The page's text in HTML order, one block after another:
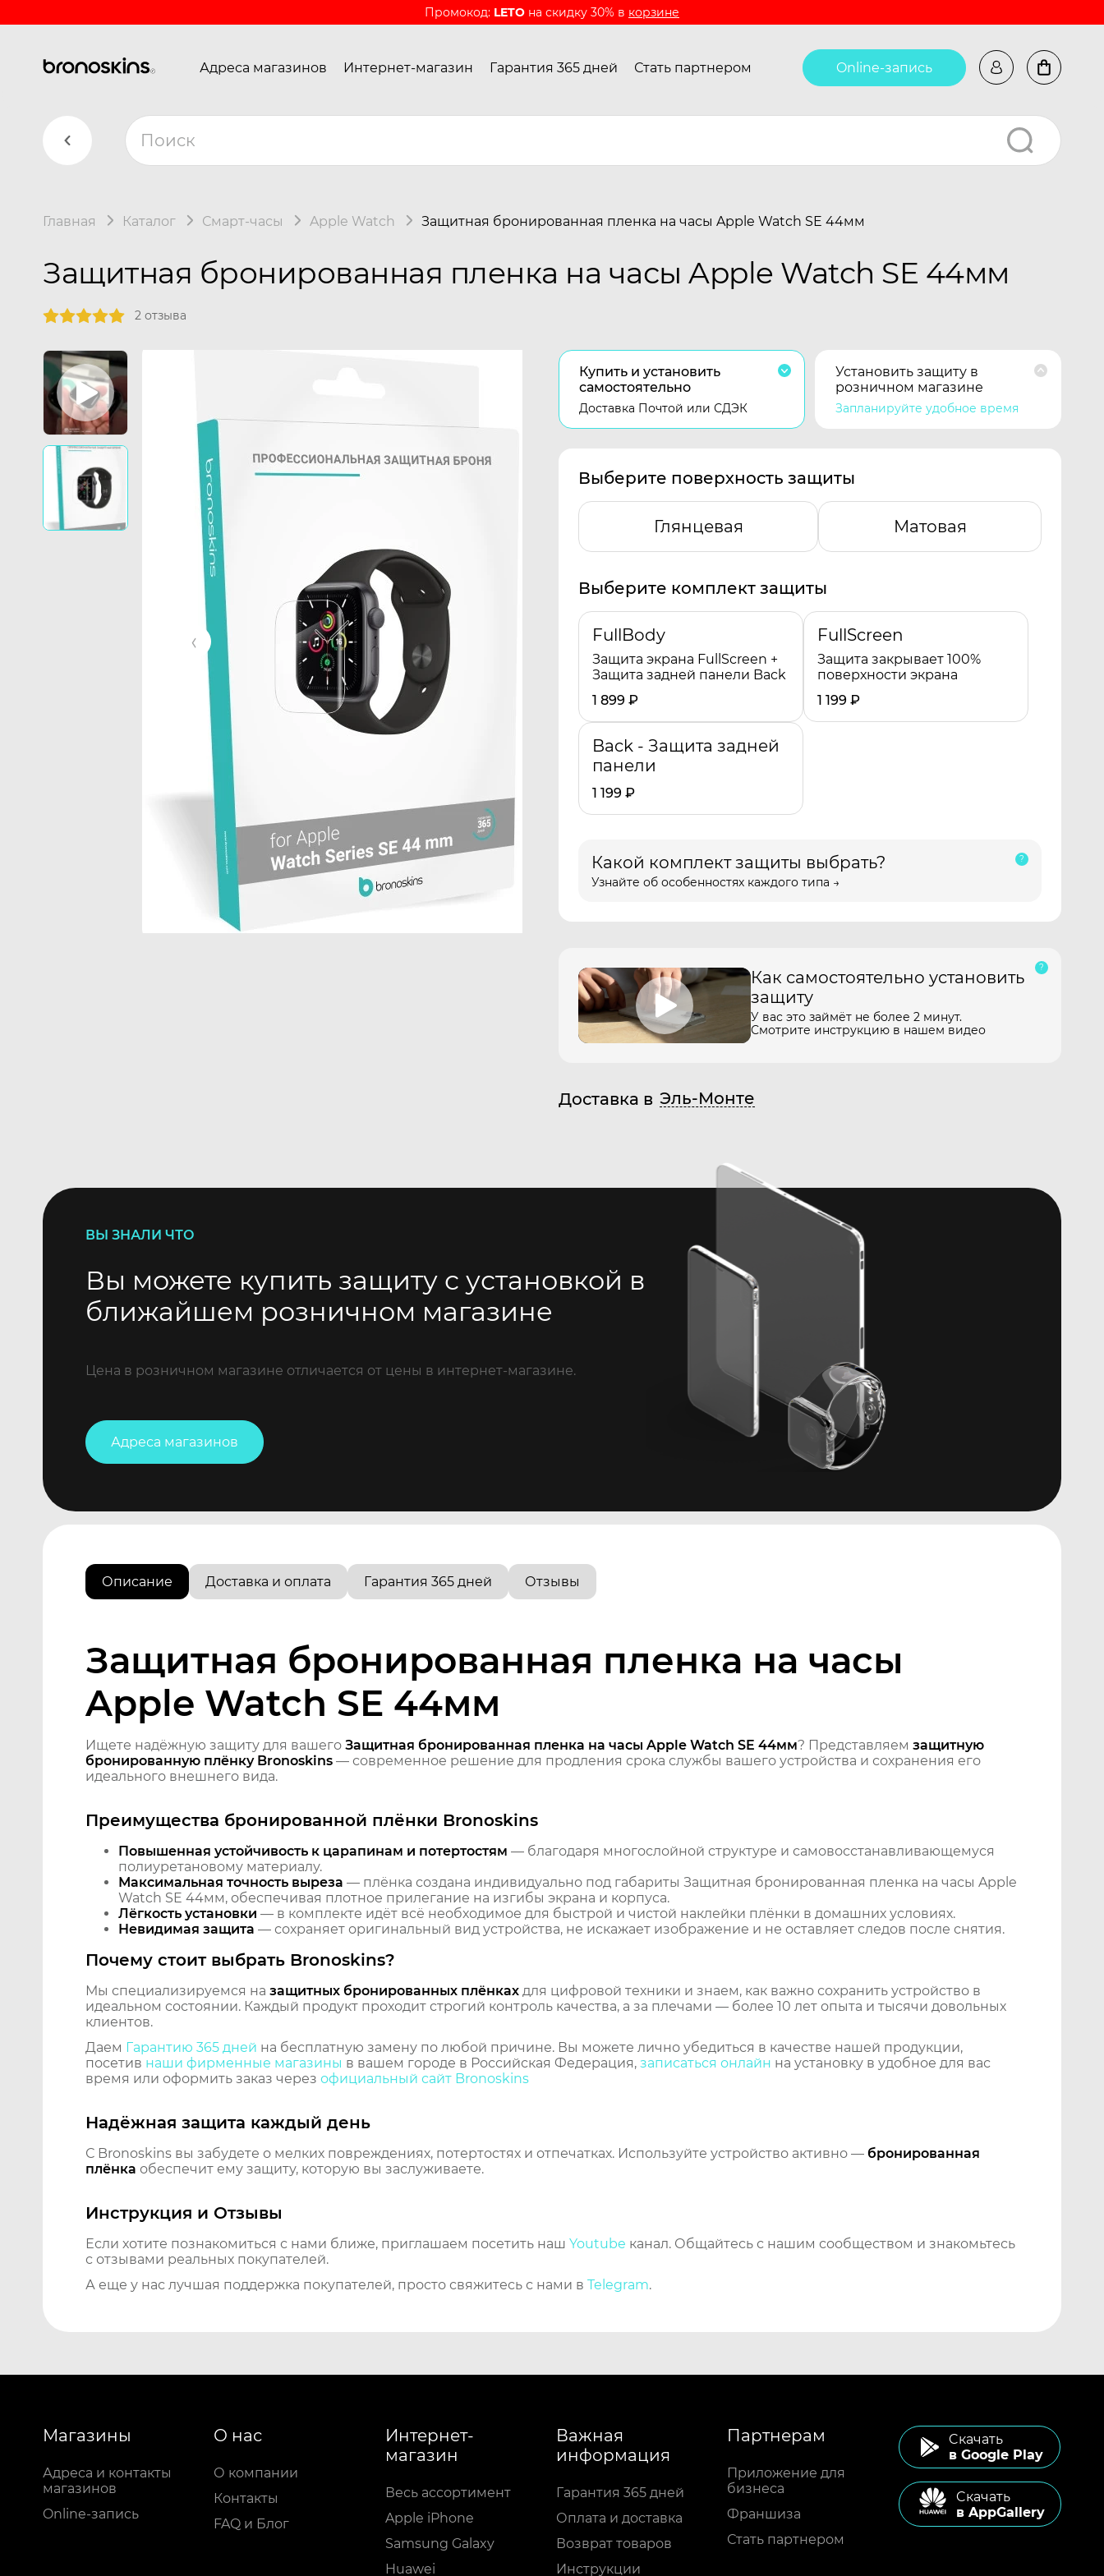
Промокод: LETO на скидку 30% в корзине
Адреса магазинов Интернет-магазин Гарантия 365 дней Стать партнером Online-запись
Главная Каталог Смарт-часы Apple Watch Защитная бронированная пленка на часы Apple Watch SE 44мм
Защитная бронированная пленка на часы Apple Watch SE 44мм
2 отзыва
Купить и установить
самостоятельно
Доставка Почтой или СДЭК
Установить защиту в
розничном магазине
Запланируйте удобное время
Выберите поверхность защиты
Глянцевая Матовая
Выберите комплект защиты
FullBody
Защита экрана FullScreen +
Защита задней панели Back
1 899 ₽
FullScreen
Защита закрывает 100%
поверхности экрана
1 199 ₽
Back - Защита задней
панели
1 199 ₽
Какой комплект защиты выбрать?
Узнайте об особенностях каждого типа →
Как самостоятельно установить
защиту
У вас это займёт не более 2 минут.
Смотрите инструкцию в нашем видео
Доставка в Эль-Монте
ВЫ ЗНАЛИ ЧТО
Вы можете купить защиту с установкой в
ближайшем розничном магазине
Цена в розничном магазине отличается от цены в интернет-магазине.
Адреса магазинов
Описание Доставка и оплата Гарантия 365 дней Отзывы
Защитная бронированная пленка на часы
Apple Watch SE 44мм
Ищете надёжную защиту для вашего Защитная бронированная пленка на часы Apple Watch SE 44мм? Представляем защитную
бронированную плёнку Bronoskins — современное решение для продления срока службы вашего устройства и сохранения его
идеального внешнего вида.
Преимущества бронированной плёнки Bronoskins
Повышенная устойчивость к царапинам и потертостям — благодаря многослойной структуре и самовосстанавливающемуся
полиуретановому материалу.
Максимальная точность выреза — плёнка создана индивидуально под габариты Защитная бронированная пленка на часы Apple
Watch SE 44мм, обеспечивая плотное прилегание на изгибы экрана и корпуса.
Лёгкость установки — в комплекте идёт всё необходимое для быстрой и чистой наклейки плёнки в домашних условиях.
Невидимая защита — сохраняет оригинальный вид устройства, не искажает изображение и не оставляет следов после снятия.
Почему стоит выбрать Bronoskins?
Мы специализируемся на защитных бронированных плёнках для цифровой техники и знаем, как важно сохранить устройство в
идеальном состоянии. Каждый продукт проходит строгий контроль качества, а за плечами — более 10 лет опыта и тысячи довольных
клиентов.
Даем Гарантию 365 дней на бесплатную замену по любой причине. Вы можете лично убедиться в качестве нашей продукции,
посетив наши фирменные магазины в вашем городе в Российская Федерация, записаться онлайн на установку в удобное для вас
время или оформить заказ через официальный сайт Bronoskins
Надёжная защита каждый день
С Bronoskins вы забудете о мелких повреждениях, потертостях и отпечатках. Используйте устройство активно — бронированная
плёнка обеспечит ему защиту, которую вы заслуживаете.
Инструкция и Отзывы
Если хотите познакомиться с нами ближе, приглашаем посетить наш Youtube канал. Общайтесь с нашим сообществом и знакомьтесь
с отзывами реальных покупателей.
А еще у нас лучшая поддержка покупателей, просто свяжитесь с нами в Telegram.
Магазины
Адреса и контакты
магазинов
Online-запись
О нас
О компании
Контакты
FAQ и Блог
Интернет-
магазин
Весь ассортимент
Apple iPhone
Samsung Galaxy
Huawei
Важная
информация
Гарантия 365 дней
Оплата и доставка
Возврат товаров
Инструкции
Партнерам
Приложение для
бизнеса
Франшиза
Стать партнером
Cкачать
в Google Play
Cкачать
в AppGallery